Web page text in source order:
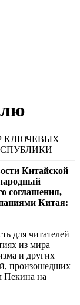
КЛЮЧЕВЫХ
Китайской
соглашения,
Китая:
для читателей
из мира
и других
произошедших
Пекина на